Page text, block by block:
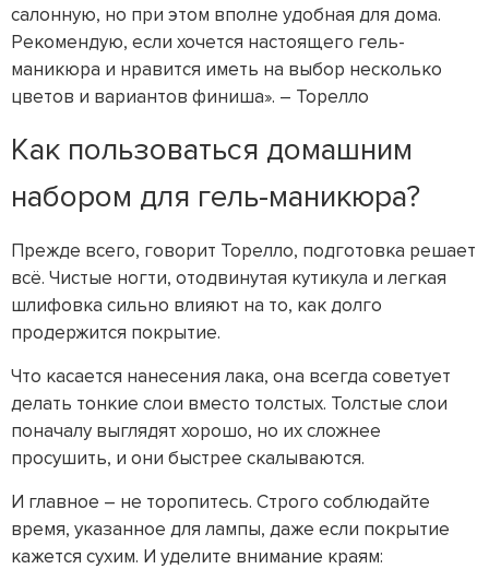
салонную, но при этом вполне удобная для дома.
Рекомендую, если хочется настоящего гель-
маникюра и нравится иметь на выбор несколько
цветов и вариантов финиша». – Торелло
Как пользоваться домашним
набором для гель-маникюра?
Прежде всего, говорит Торелло, подготовка решает
всё. Чистые ногти, отодвинутая кутикула и легкая
шлифовка сильно влияют на то, как долго
продержится покрытие.
Что касается нанесения лака, она всегда советует
делать тонкие слои вместо толстых. Толстые слои
поначалу выглядят хорошо, но их сложнее
просушить, и они быстрее скалываются.
И главное – не торопитесь. Строго соблюдайте
время, указанное для лампы, даже если покрытие
кажется сухим. И уделите внимание краям: